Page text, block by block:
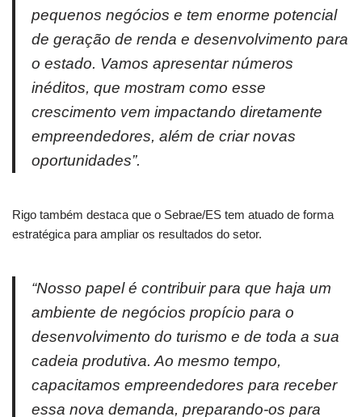
pequenos negócios e tem enorme potencial
de geração de renda e desenvolvimento para
o estado. Vamos apresentar números
inéditos, que mostram como esse
crescimento vem impactando diretamente
empreendedores, além de criar novas
oportunidades”.
Rigo também destaca que o Sebrae/ES tem atuado de forma
estratégica para ampliar os resultados do setor.
“Nosso papel é contribuir para que haja um
ambiente de negócios propício para o
desenvolvimento do turismo e de toda a sua
cadeia produtiva. Ao mesmo tempo,
capacitamos empreendedores para receber
essa nova demanda, preparando-os para